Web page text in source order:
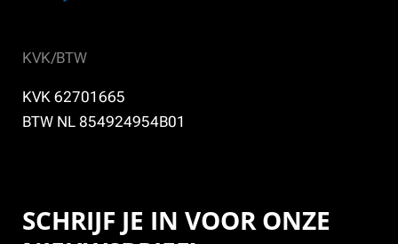
KVK/BTW
KVK 62701665
BTW NL 854924954B01
SCHRIJF JE IN VOOR ONZE